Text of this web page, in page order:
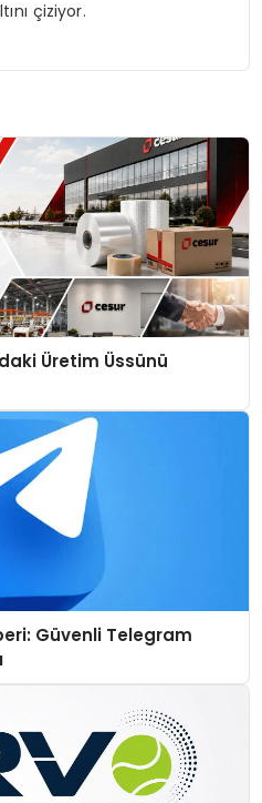
çiziyor.
Üretim Üssünü
Güvenli Telegram